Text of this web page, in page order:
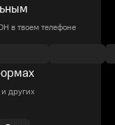
в твоем телефоне
других